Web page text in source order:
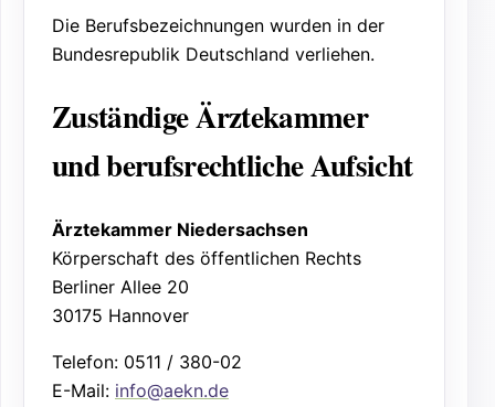
Die Berufsbezeichnungen wurden in der
Bundesrepublik Deutschland verliehen.
Zuständige Ärztekammer
und berufsrechtliche Aufsicht
Ärztekammer Niedersachsen
Körperschaft des öffentlichen Rechts
Berliner Allee 20
30175 Hannover
Telefon: 0511 / 380-02
E-Mail: info@aekn.de